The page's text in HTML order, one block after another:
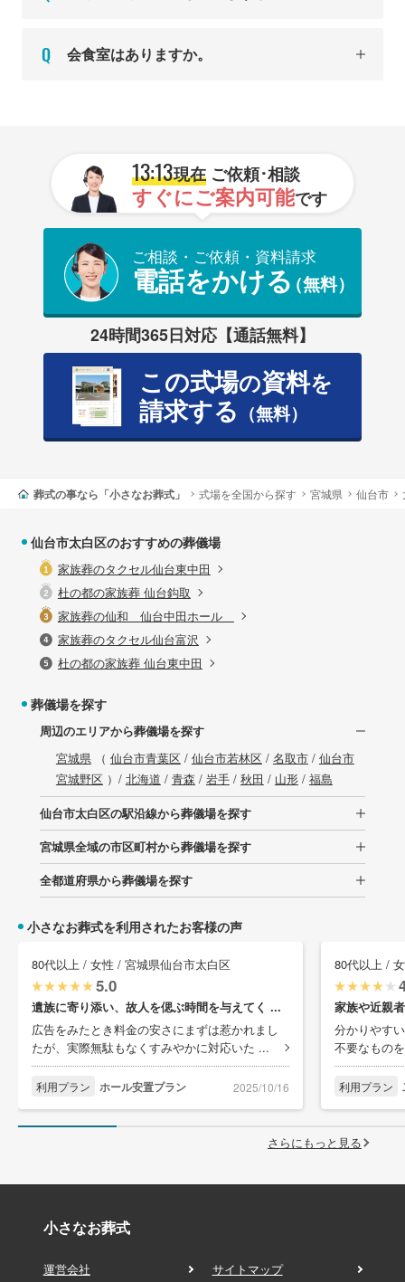
会食室はありますか。
13:13現在ご依頼･相談
すぐにご案内可能です
ご相談・ご依頼・資料請求
電話をかける（無料）
24時間365日対応【通話無料】
この式場の資料を
請求する （無料）
葬式の事なら「小さなお葬式」 式場を全国から探す 宮城県 仙台市
仙台市太白区のおすすめの葬儀場
家族葬のタクセル仙台東中田
杜の都の家族葬 仙台鈎取
家族葬の仙和 仙台中田ホール
家族葬のタクセル仙台富沢
杜の都の家族葬 仙台東中田
葬儀場を探す
周辺のエリアから葬儀場を探す
宮城県（ 仙台市青葉区 / 仙台市若林区 / 名取市/ 仙台市
宮城野区 ）/ 北海道 / 青森 / 岩手/ 秋田 / 山形/ 福島
仙台市太白区の駅沿線から葬儀場を探す
宮城県全域の市区町村から葬儀場を探す
全都道府県から葬儀場を探す
小さなお葬式を利用されたお客様の声
80代以上 / 女性 / 宮城県仙台市太白区
5.0
遺族に寄り添い、故人を偲ぶ時間を与えてく ...
広告をみたとき料金の安さにまずは惹かれまし
たが、実際無駄もなくすみやかに対応いた ...
利用プラン ホール安置プラン 2025/10/16
80代以上 /
家族や近親
分かりやす
不要なもの
利用プラン
さらにもっと見る
小さなお葬式
運営会社 サイトマップ